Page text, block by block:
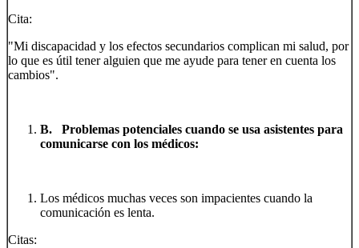
Cita:
"Mi discapacidad y los efectos secundarios complican mi salud, por
lo que es útil tener alguien que me ayude para tener en cuenta los
cambios".
B. Problemas potenciales cuando se usa asistentes para
comunicarse con los médicos:
Los médicos muchas veces son impacientes cuando la
comunicación es lenta.
Citas: